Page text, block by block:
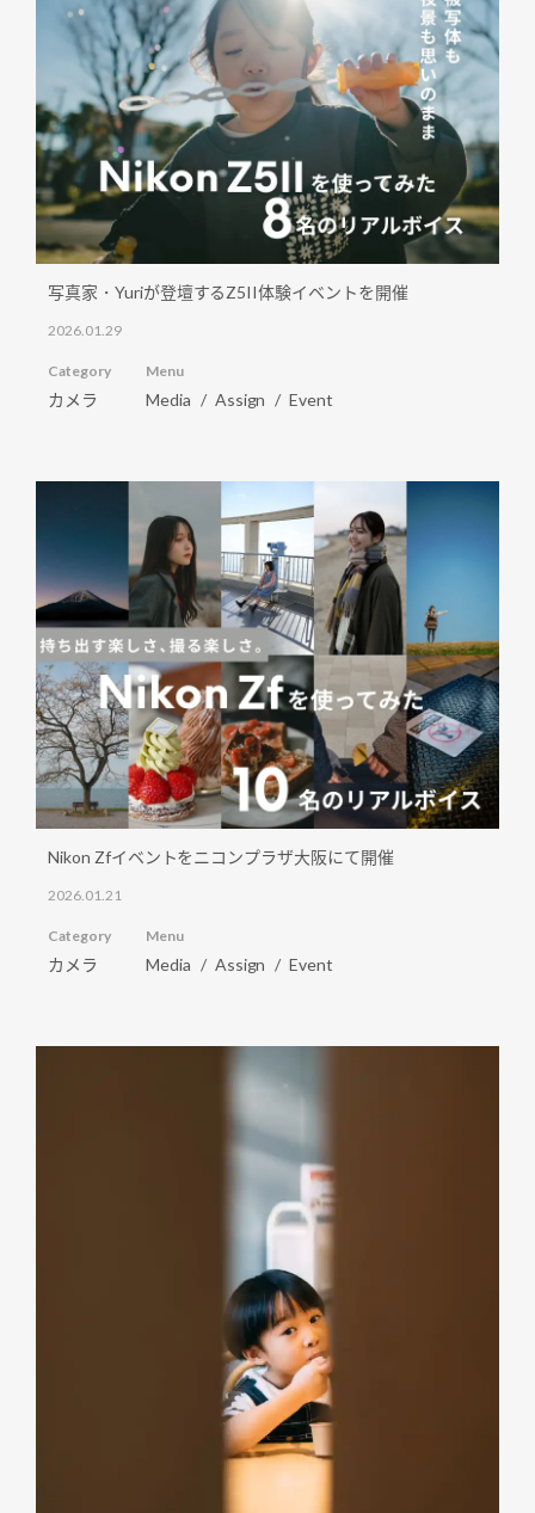
写真家・Yuriが登壇するZ5II体験イベントを開催
2026.01.29
Category
カメラ
Menu
Media Assign Event
Nikon Zfイベントをニコンプラザ大阪にて開催
2026.01.21
Category
カメラ
Menu
Media Assign Event